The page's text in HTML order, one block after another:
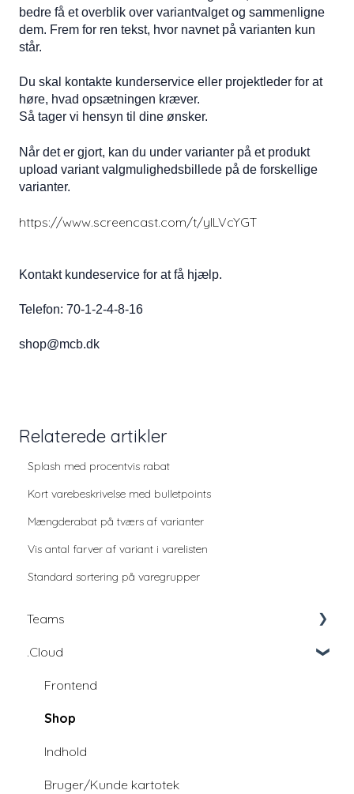
bedre få et overblik over variantvalget og sammenligne
dem. Frem for ren tekst, hvor navnet på varianten kun
står.
Du skal kontakte kunderservice eller projektleder for at
høre, hvad opsætningen kræver.
Så tager vi hensyn til dine ønsker.
Når det er gjort, kan du under varianter på et produkt
upload variant valgmulighedsbillede på de forskellige
varianter.
https://www.screencast.com/t/yILVcYGT
Kontakt kundeservice for at få hjælp.
Telefon: 70-1-2-4-8-16
shop@mcb.dk
Relaterede artikler
Splash med procentvis rabat
Kort varebeskrivelse med bulletpoints
Mængderabat på tværs af varianter
Vis antal farver af variant i varelisten
Standard sortering på varegrupper
Teams
Education
Education - udviklingsfællesskab
.Cloud
Frontend
Shop
Indhold
Bruger/Kunde kartotek